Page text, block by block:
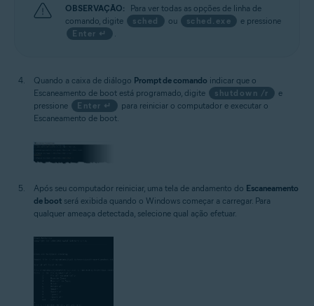
OBSERVAÇÃO:
Para ver todas as opções de linha de
comando, digite
sched ou sched.exe
e pressione
Enter ↵
Quando a caixa de diálogo Prompt de comando indicar que o
Escaneamento de boot está programado, digite
shutdown /r
e
pressione
Enter ↵
para reiniciar o computador e executar o
Escaneamento de boot.
Após seu computador reiniciar, uma tela de andamento do Escaneamento
de boot será exibida quando o Windows começar a carregar. Para
qualquer ameaça detectada, selecione qual ação efetuar.